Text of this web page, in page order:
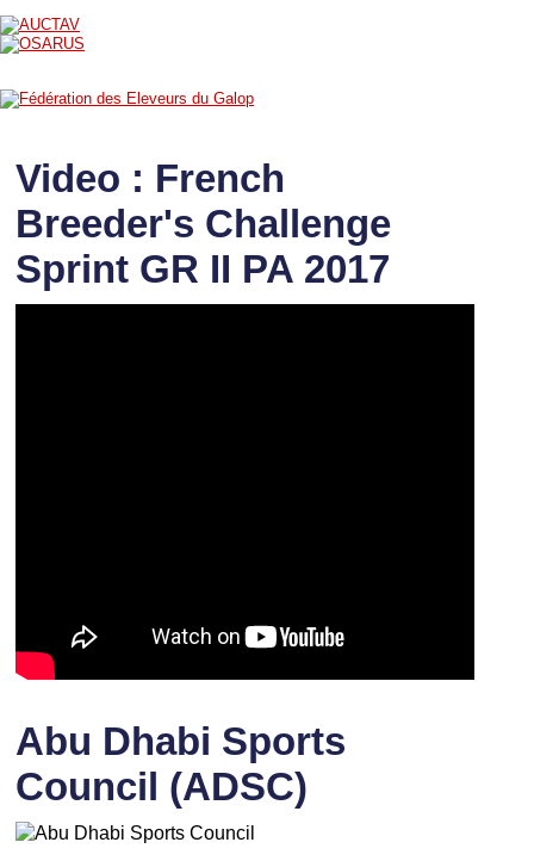
Video : French
Breeder's Challenge
Sprint GR II PA 2017
Abu Dhabi Sports
Council (ADSC)